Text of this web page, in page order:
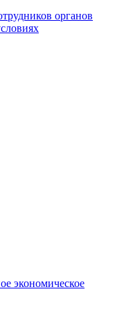
органов
экономическое